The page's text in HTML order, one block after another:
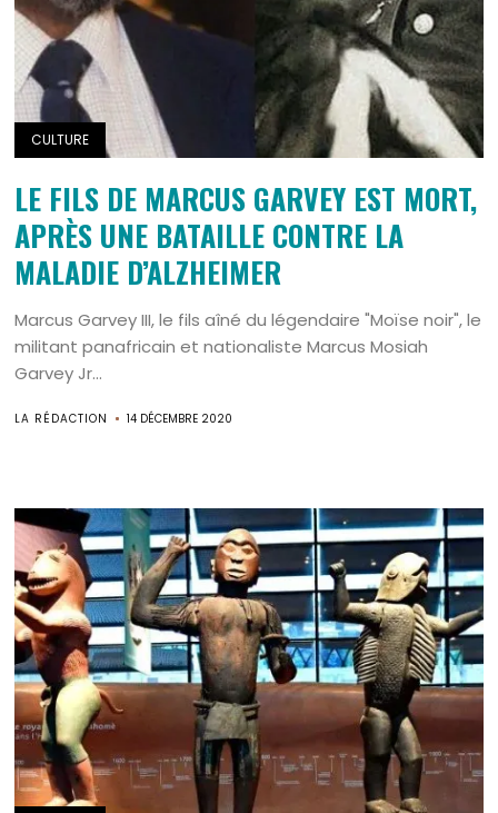
CULTURE
LE FILS DE MARCUS GARVEY EST MORT,
APRÈS UNE BATAILLE CONTRE LA
MALADIE D’ALZHEIMER
Marcus Garvey III, le fils aîné du légendaire "Moïse noir", le
militant panafricain et nationaliste Marcus Mosiah
Garvey Jr...
LA RÉDACTION 14 DÉCEMBRE 2020